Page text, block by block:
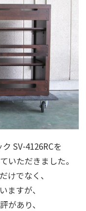
SV-4126RCを
いただきました。
けでなく、
ますが、
があり、